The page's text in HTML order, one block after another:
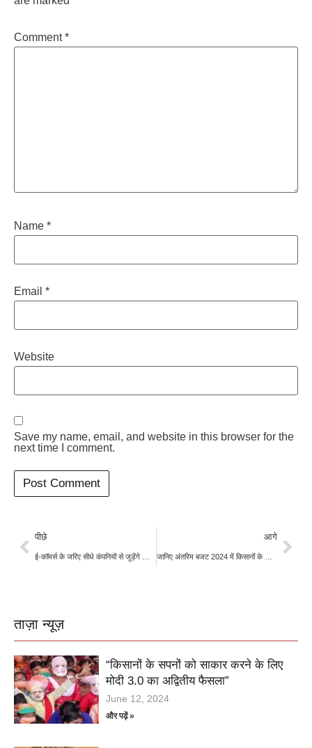
Comment*
Name *
Email *
Website
Save my name, email, and website in this browser for the
next time I comment.
पीछे आगे
ताज़ा न्यूज़
“किसानों के सपनों को साकार करने के लिए
मोदी 3.0 का अद्वितीय फैसला”
June 12, 2024
और पढ़ें »